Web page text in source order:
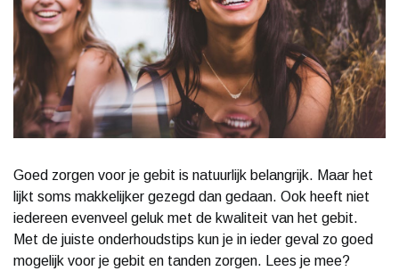
Goed zorgen voor je gebit is natuurlijk belangrijk. Maar het
lijkt soms makkelijker gezegd dan gedaan. Ook heeft niet
iedereen evenveel geluk met de kwaliteit van het gebit.
Met de juiste onderhoudstips kun je in ieder geval zo goed
mogelijk voor je gebit en tanden zorgen. Lees je mee?